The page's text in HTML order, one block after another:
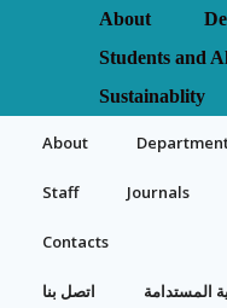
About
Students and
Sustainablity
About
Staff Journals
Contacts
اتصل بنا المستدامة